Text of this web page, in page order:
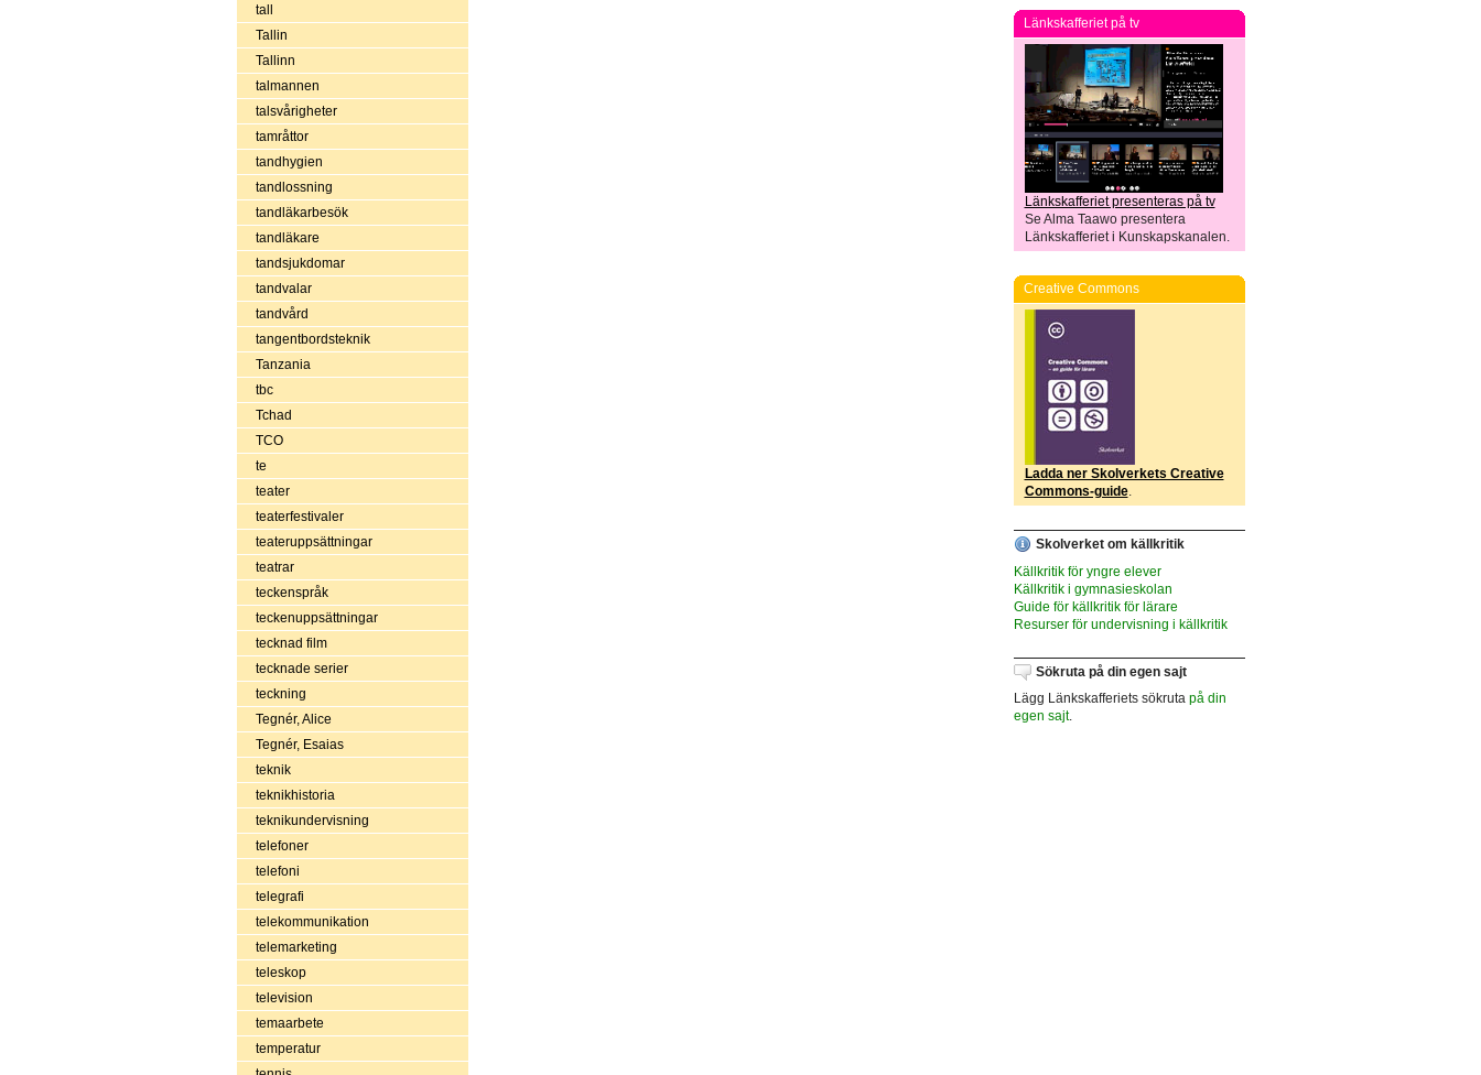
tall
Tallin
Tallinn
talmannen
talsvårigheter
tamråttor
tandhygien
tandlossning
tandläkarbesök
tandläkare
tandsjukdomar
tandvalar
tandvård
tangentbordsteknik
Tanzania
tbc
Tchad
TCO
te
teater
teaterfestivaler
teateruppsättningar
teatrar
teckenspråk
teckenuppsättningar
tecknad film
tecknade serier
teckning
Tegnér, Alice
Tegnér, Esaias
teknik
teknikhistoria
teknikundervisning
telefoner
telefoni
telegrafi
telekommunikation
telemarketing
teleskop
television
temaarbete
temperatur
Länkskafferiet på tv
Länkskafferiet presenteras på tv
Se Alma Taawo presentera
Länkskafferiet i Kunskapskanalen.
Creative Commons
Ladda ner Skolverkets Creative
Commons-guide.
Skolverket om källkritik
Källkritik för yngre elever
Källkritik i gymnasieskolan
Guide för källkritik för lärare
Resurser för undervisning i källkritik
Sökruta på din egen sajt
Lägg Länkskafferiets sökruta på din
egen sajt.